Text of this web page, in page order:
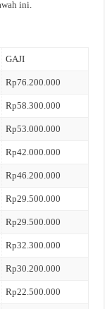
ini.
GAJI
Rp76.200.000
Rp58.300.000
Rp53.000.000
Rp42.000.000
Rp46.200.000
Rp29.500.000
Rp29.500.000
Rp32.300.000
Rp30.200.000
Rp22.500.000